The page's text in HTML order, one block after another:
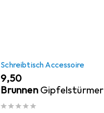
Schreibtisch Accessoire
EUR
9,50
Brunnen Gipfelstürmer